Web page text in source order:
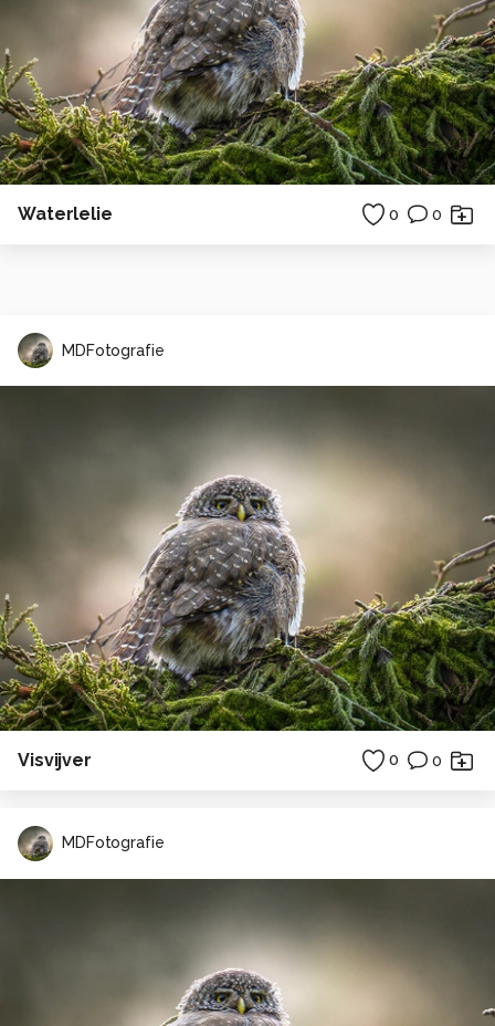
Waterlelie 0 0
MDFotografie
Visvijver 0 0
MDFotografie